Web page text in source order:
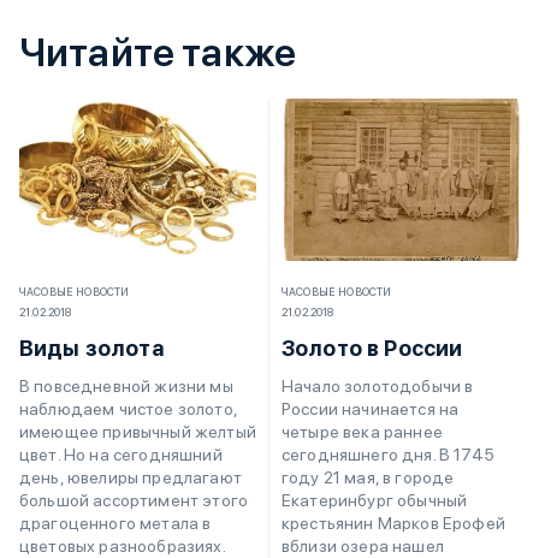
Читайте также
ЧАСОВЫЕ НОВОСТИ
21.02.2018
Виды золота
В повседневной жизни мы
наблюдаем чистое золото,
имеющее привычный желтый
цвет. Но на сегодняшний
день, ювелиры предлагают
большой ассортимент этого
драгоценного метала в
цветовых разнообразиях.
ЧАСОВЫЕ НОВОСТИ
21.02.2018
Золото в России
Начало золотодобычи в
России начинается на
четыре века раннее
сегодняшнего дня. В 1745
году 21 мая, в городе
Екатеринбург обычный
крестьянин Марков Ерофей
вблизи озера нашел